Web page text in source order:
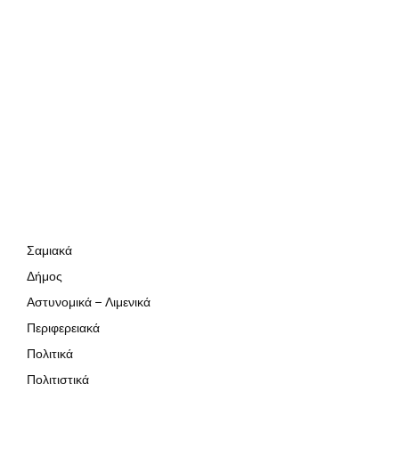
Σαμιακά
Δήμος
Αστυνομικά – Λιμενικά
Περιφερειακά
Πολιτικά
Πολιτιστικά